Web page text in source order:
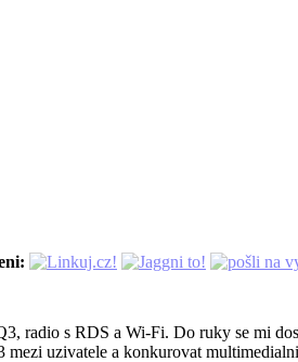
radio s RDS a Wi-Fi. Do ruky se mi
uzivatele a konkurovat